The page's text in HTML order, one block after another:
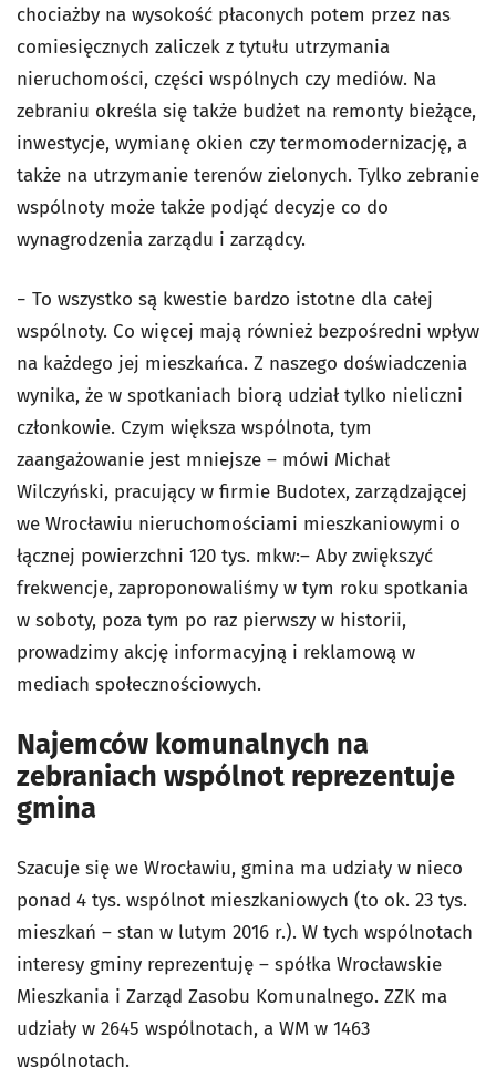
chociażby na wysokość płaconych potem przez nas
comiesięcznych zaliczek z tytułu utrzymania
nieruchomości, części wspólnych czy mediów. Na
zebraniu określa się także budżet na remonty bieżące,
inwestycje, wymianę okien czy termomodernizację, a
także na utrzymanie terenów zielonych. Tylko zebranie
wspólnoty może także podjąć decyzje co do
wynagrodzenia zarządu i zarządcy.
− To wszystko są kwestie bardzo istotne dla całej
wspólnoty. Co więcej mają również bezpośredni wpływ
na każdego jej mieszkańca. Z naszego doświadczenia
wynika, że w spotkaniach biorą udział tylko nieliczni
członkowie. Czym większa wspólnota, tym
zaangażowanie jest mniejsze – mówi Michał
Wilczyński, pracujący w firmie Budotex, zarządzającej
we Wrocławiu nieruchomościami mieszkaniowymi o
łącznej powierzchni 120 tys. mkw:– Aby zwiększyć
frekwencje, zaproponowaliśmy w tym roku spotkania
w soboty, poza tym po raz pierwszy w historii,
prowadzimy akcję informacyjną i reklamową w
mediach społecznościowych.
Najemców komunalnych na
zebraniach wspólnot reprezentuje
gmina
Szacuje się we Wrocławiu, gmina ma udziały w nieco
ponad 4 tys. wspólnot mieszkaniowych (to ok. 23 tys.
mieszkań – stan w lutym 2016 r.). W tych wspólnotach
interesy gminy reprezentuję – spółka Wrocławskie
Mieszkania i Zarząd Zasobu Komunalnego. ZZK ma
udziały w 2645 wspólnotach, a WM w 1463
wspólnotach.